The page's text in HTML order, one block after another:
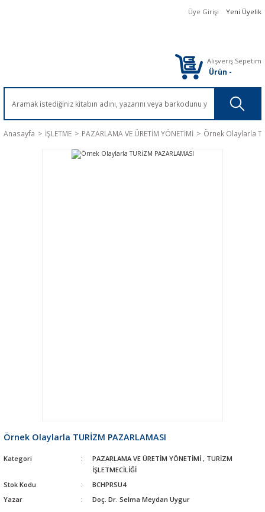
Üye Girişi Yeni Üyelik
Alışveriş Sepetim
Ürün -
Anasayfa İŞLETME PAZARLAMA VE ÜRETİM YÖNETİMİ Örnek Olaylarla
Örnek Olaylarla TURİZM PAZARLAMASI
Kategori PAZARLAMA VE ÜRETİM YÖNETİMİ , TURİZM
İŞLETMECİLİĞİ
Stok Kodu
BCHPRSU4
Yazar
Doç. Dr. Selma Meydan Uygur